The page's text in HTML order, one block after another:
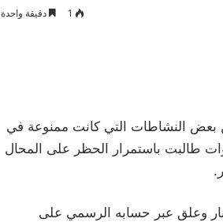
1 دقيقة واحدة
بعض النشاطات التي كانت ممنوعة في
طالبت باستمرار الحظر على المحال
وعلق عبر حسابه الرسمي على